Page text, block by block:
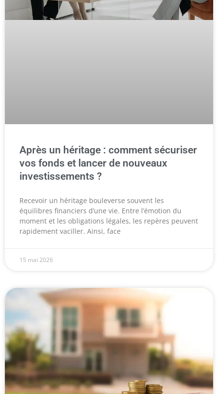
Après un héritage : comment sécuriser
vos fonds et lancer de nouveaux
investissements ?
Recevoir un héritage bouleverse souvent les
équilibres financiers d’une vie. Entre l’émotion du
moment et les obligations légales, les repères peuvent
rapidement vaciller. Ainsi, face
15 mai 2026